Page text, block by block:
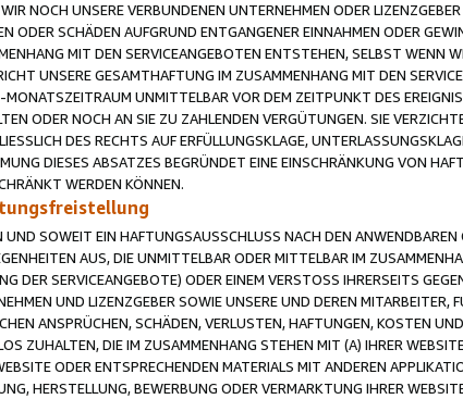
NOCH UNSERE VERBUNDENEN UNTERNEHMEN ODER
ODER SCHÄDEN AUFGRUND ENTGANGENER EINNAHMEN ODER
MIT DEN SERVICEANGEBOTEN ENTSTEHEN, SELBST WENN
UNSERE GESAMTHAFTUNG IM ZUSAMMENHANG MIT DEN
UNMITTELBAR VOR DEM ZEITPUNKT DES
ODER NOCH AN SIE ZU ZAHLENDEN VERGÜTUNGEN. SIE
DES RECHTS AUF ERFÜLLUNGSKLAGE,
DIESES ABSATZES BEGRÜNDET EINE EINSCHRÄNKUNG VON
WERDEN KÖNNEN.
UND SOWEIT EIN HAFTUNGSAUSSCHLUSS NACH DEN
AUS, DIE UNMITTELBAR ODER MITTELBAR IM
DER SERVICEANGEBOTE) ODER EINEM VERSTOSS IHRERSEITS
UND LIZENZGEBER SOWIE UNSERE UND DEREN
ANSPRÜCHEN, SCHÄDEN, VERLUSTEN, HAFTUNGEN, KOSTEN
ZUHALTEN, DIE IM ZUSAMMENHANG STEHEN MIT (A) IHRER
ODER ENTSPRECHENDEN MATERIALS MIT ANDEREN
HERSTELLUNG, BEWERBUNG ODER VERMARKTUNG IHRER